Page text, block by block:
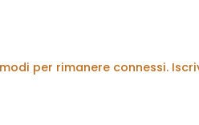
per rimanere connessi.